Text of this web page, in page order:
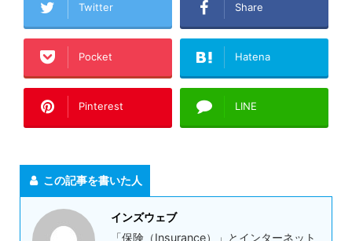
Twitter Share
Pocket Hatena
Pinterest LINE
この記事を書いた人
インズウェブ
「保険（Insurance）」とインターネット